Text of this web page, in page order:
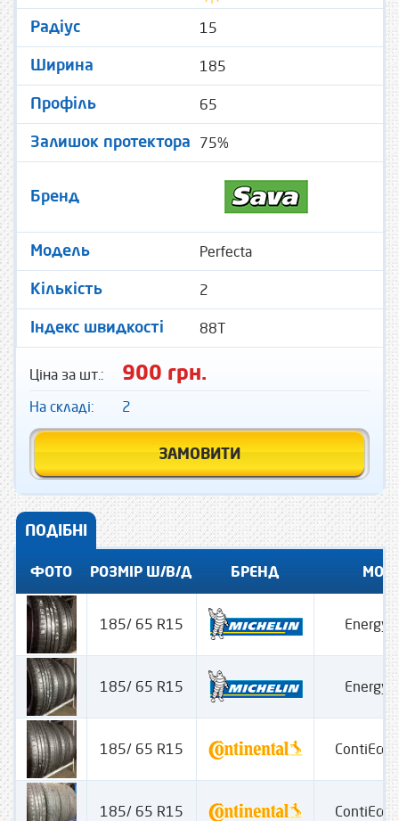
Радіус 15
Ширина 185
Профіль 65
Залишок протектора 75%
Бренд
Модель Perfecta
Кількість 2
Індекс швидкості 88T
Ціна за шт.: 900 грн.
На складі: 2
ЗАМОВИТИ
ПОДІБНІ
ФОТО РОЗМІР Ш/В/Д БРЕНД
185/ 65 R15 Energy
185/ 65 R15 Energy
185/ 65 R15
185/ 65 R15